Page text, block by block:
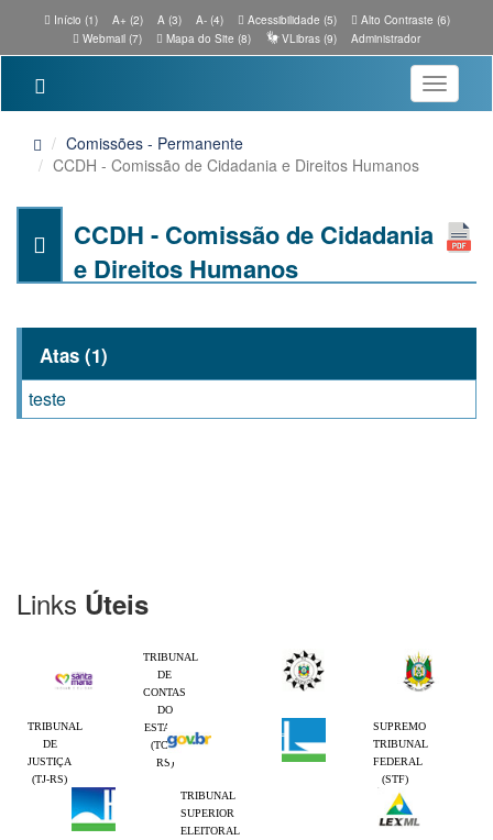
Início (1) A+ (2) A (3) A- (4) Acessibilidade (5)
Alto Contraste (6)
Webmail (7)
Mapa do Site (8) VLibras (9) Administrador
Toggle
Comissões - Permanente
CCDH - Comissão de Cidadania e Direitos Humanos
CCDH - Comissão de Cidadania
e Direitos Humanos
Atas (1)
teste
Links Úteis
TRIBUNAL
DE
CONTAS
DO
ESTADO
(TCE-
RS)
TRIBUNAL
DE
JUSTIÇA
(TJ-RS)
SUPREMO
TRIBUNAL
FEDERAL
(STF)
TRIBUNAL
SUPERIOR
ELEITORAL